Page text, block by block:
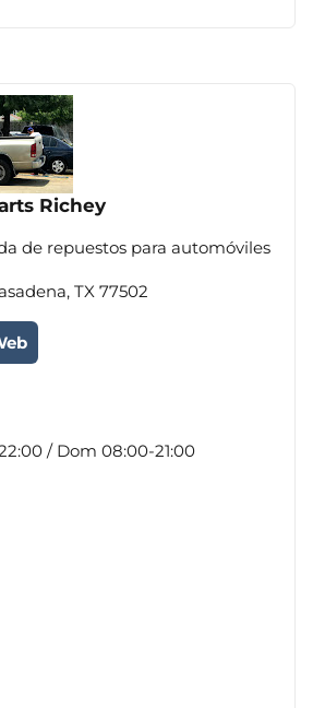
Richey
de repuestos para automóviles
TX 77502
/ Dom 08:00-21:00